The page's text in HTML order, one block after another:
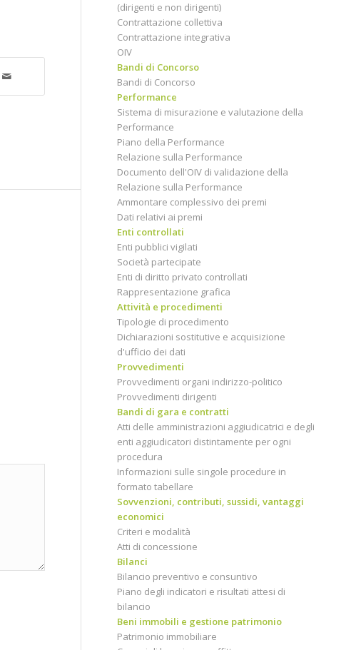
(dirigenti e non dirigenti)
Contrattazione collettiva
Contrattazione integrativa
OIV
Bandi di Concorso
Bandi di Concorso
Performance
Sistema di misurazione e valutazione della
Performance
Piano della Performance
Relazione sulla Performance
Documento dell'OIV di validazione della
Relazione sulla Performance
Ammontare complessivo dei premi
Dati relativi ai premi
Enti controllati
Enti pubblici vigilati
Società partecipate
Enti di diritto privato controllati
Rappresentazione grafica
Attività e procedimenti
Tipologie di procedimento
Dichiarazioni sostitutive e acquisizione
d'ufficio dei dati
Provvedimenti
Provvedimenti organi indirizzo-politico
Provvedimenti dirigenti
Bandi di gara e contratti
Atti delle amministrazioni aggiudicatrici e degli
enti aggiudicatori distintamente per ogni
procedura
Informazioni sulle singole procedure in
formato tabellare
Sovvenzioni, contributi, sussidi, vantaggi
economici
Criteri e modalità
Atti di concessione
Bilanci
Bilancio preventivo e consuntivo
Piano degli indicatori e risultati attesi di
bilancio
Beni immobili e gestione patrimonio
Patrimonio immobiliare